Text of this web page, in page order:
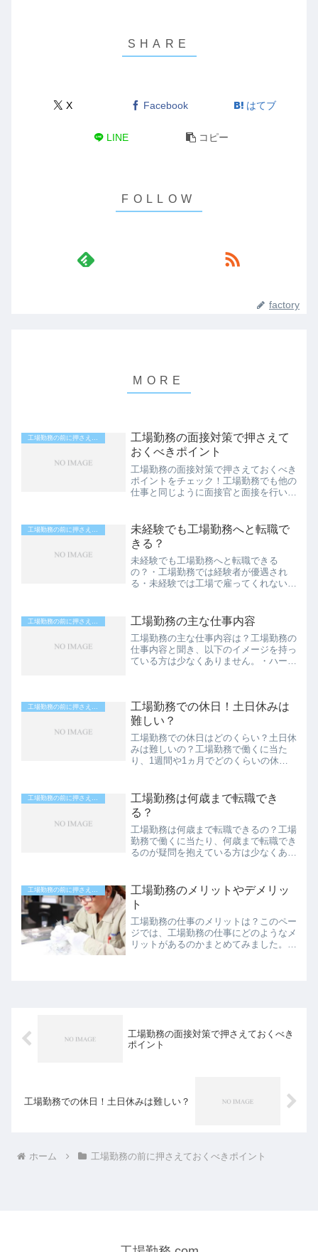
X Facebook はてブ
LINE コピー
factory
工場勤務の前に押さえておくべきポイント
工場勤務の面接対策で押さえて
おくべきポイント
工場勤務の面接対策で押さえておくべき
ポイントをチェック！工場勤務でも他の
仕事と同じように面接官と面接を行い、
れるのでそこまで神経質になる必要はあ
りません。しかし、正社員...
未経験でも工場勤務へと転職で
きる？
未経験でも工場勤務へと転職できる
の？・工場勤務では経験者が優遇され
る・未経験では工場で雇ってくれないの
でも転職は十分に可能です。未経験や初
心者を歓迎している工場勤務の求...
工場勤務の主な仕事内容
工場勤務の主な仕事内容は？工場勤務の
仕事内容と聞き、以下のイメージを持っ
ている方は少なくありません。・ハード
い出すことができない「一...
工場勤務での休日！土日休みは
難しい？
工場勤務での休日はどのくらい？土日休
みは難しいの？工場勤務で働くに当た
り、1週間や1ヵ月でどのくらいの休日
要なポイントとなりますし、高い給料を
貰うことができても休みなし...
工場勤務の前に押さえておくべきポイント
工場勤務は何歳まで転職でき
る？
工場勤務は何歳まで転職できるの？工場
勤務で働くに当たり、何歳まで転職でき
るのが疑問を抱えている方は少なくあり
るのか？・50代を迎えたら転職は不可
能なのか？このように個人...
工場勤務の前に押さえておくべきポイント
工場勤務のメリットやデメリッ
ト
工場勤務の仕事のメリットは？このペー
ジでは、工場勤務の仕事にどのようなメ
リットがあるのかまとめてみました。
工場勤務の面接対策で押さえておくべき
ポイント
工場勤務での休日！土日休みは難しい？
ホーム 工場勤務の前に押さえておくべきポイント